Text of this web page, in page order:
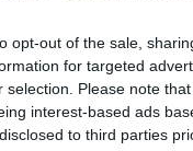
opt-out of the sale,
for targeted
selection. Please note
interest-based ads
to third parties
al Real Madrid.
del
possa
ci abbiamo